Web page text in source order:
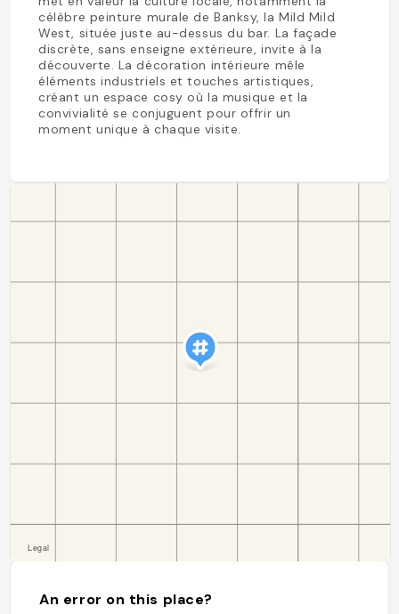
célèbre peinture murale de Banksy, la Mild Mild
West, située juste au-dessus du bar. La façade
discrète, sans enseigne extérieure, invite à la
découverte. La décoration intérieure mêle
éléments industriels et touches artistiques,
créant un espace cosy où la musique et la
convivialité se conjuguent pour offrir un
moment unique à chaque visite.
An error on this place?